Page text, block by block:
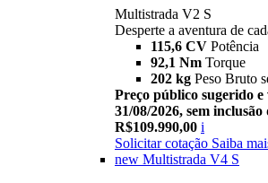
Multistrada V2 S
Desperte a aventura de
115,6 CV Potência
92,1 Nm Torque
202 kg Peso Bruto
Preço público sugerido e
31/08/2026, sem
R$109.990,00 i
Solicitar cotação Saiba
new Multistrada V4 S